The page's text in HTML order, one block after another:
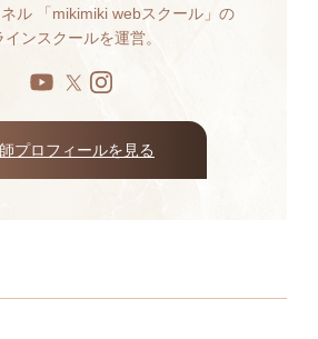
ル 「mikimiki webスクール」の
ンスクールを運営。
プロフィールを見る